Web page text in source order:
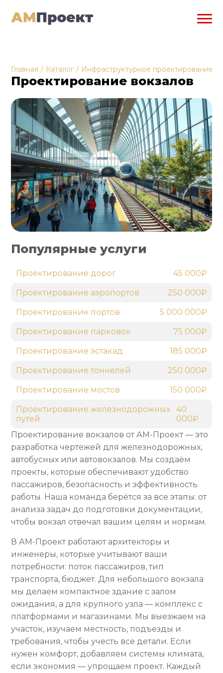
Главная / Каталог / Инфраструктурное проектирование
Проектирование вокзалов
Проектирование вокзалов от АМ-Проект — это
разработка чертежей для железнодорожных,
автобусных или автовокзалов. Мы создаём
проекты, которые обеспечивают удобство
пассажиров, безопасность и эффективность
работы. Наша команда берётся за все этапы: от
анализа задач до подготовки документации,
чтобы вокзал отвечал вашим целям и нормам.
В АМ-Проект работают архитекторы и
инженеры, которые учитывают ваши
потребности: поток пассажиров, тип
транспорта, бюджет. Для небольшого вокзала
мы делаем компактное здание с залом
ожидания, а для крупного узла — комплекс с
платформами и магазинами. Мы выезжаем на
участок, изучаем местность, подъезды и
требования, чтобы учесть все детали. Если
нужен комфорт, добавляем системы климата,
если экономия — упрощаем проект. Каждый
Популярные услуги
Проектирование дорог 45 000₽
Проектирование аэропортов 250 000₽
Проектирование портов 5 000 000₽
Проектирование парковок 75 000₽
Проектирование эстакад 185 000₽
Проектирование тоннелей 250 000₽
Проектирование мостов 150 000₽
Проектирование железнодорожных
путей
40
000₽